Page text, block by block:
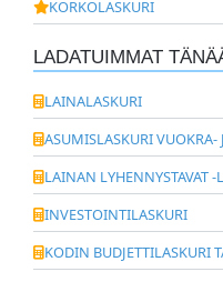
KORKOLASKURI
LADATUIMMAT
LAINALASKURI
ASUMISLASKURI
LAINAN LYHENNYSTAVAT -
INVESTOINTILASKURI
KODIN BUDJETTILASKURI